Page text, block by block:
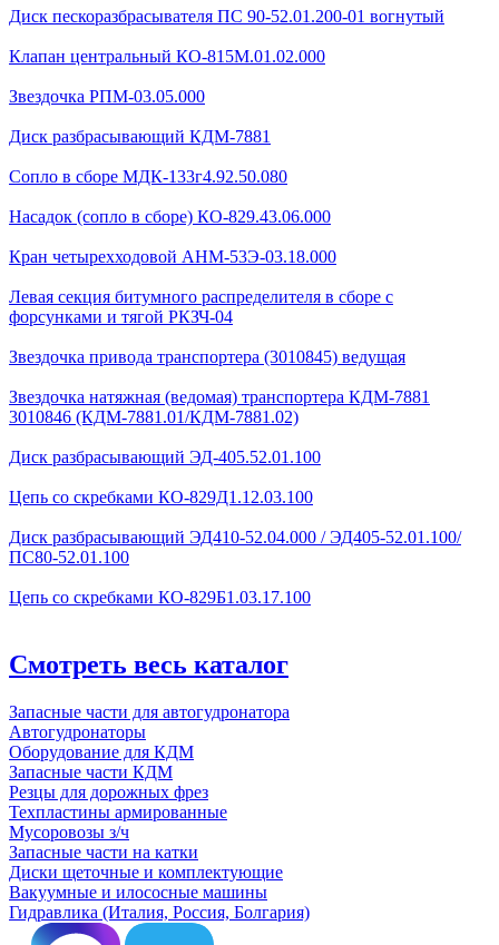
Диск пескоразбрасывателя ПС 90-52.01.200-01 вогнутый
Клапан центральный КО-815М.01.02.000
Звездочка РПМ-03.05.000
Диск разбрасывающий КДМ-7881
Сопло в сборе МДК-133г4.92.50.080
Насадок (сопло в сборе) КО-829.43.06.000
Кран четырехходовой AHМ-53Э-03.18.000
Левая секция битумного распределителя в сборе с
форсунками и тягой РКЗЧ-04
Звездочка привода транспортера (3010845) ведущая
Звездочка натяжная (ведомая) транспортера КДМ-7881
3010846 (КДМ-7881.01/КДМ-7881.02)
Диск разбрасывающий ЭД-405.52.01.100
Цепь со скребками КО-829Д1.12.03.100
Диск разбрасывающий ЭД410-52.04.000 / ЭД405-52.01.100/
ПС80-52.01.100
Цепь со скребками КО-829Б1.03.17.100
Смотреть весь каталог
Запасные части для автогудронатора
Автогудронаторы
Оборудование для КДМ
Запасные части КДМ
Резцы для дорожных фрез
Техпластины армированные
Мусоровозы з/ч
Запасные части на катки
Диски щеточные и комплектующие
Вакуумные и илососные машины
Гидравлика (Италия, Россия, Болгария)